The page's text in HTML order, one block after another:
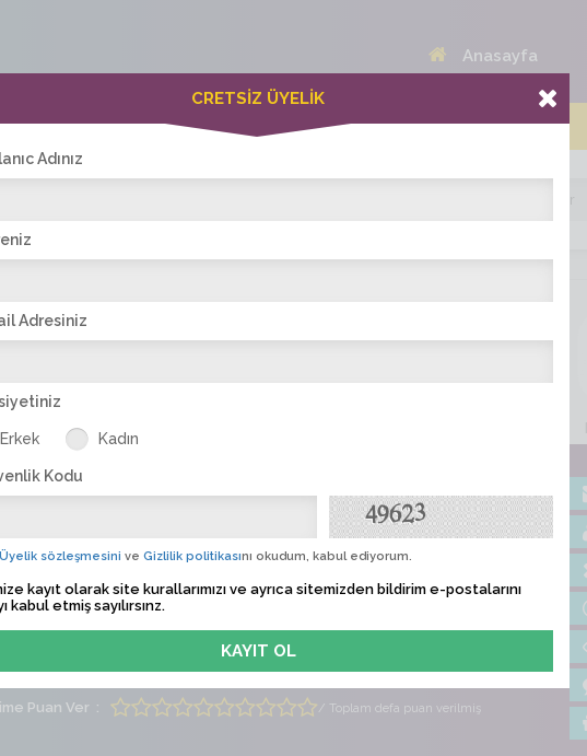
Anasayfa
Bayanlar(372) Online Erkekler(373)
madmazellaaa
Profiline Bak
Tarihi Sadece üyelere özel
Zamanı Sadece üyelere özel
Puan Ver / Toplam defa puan verilmiş
CRETSİZ ÜYELİK
Adınız
Adresiniz
Erkek Kadın
Kodu
Üyelik sözleşmesini ve Gizlilik politikasını okudum, kabul ediyorum.
kayıt olarak site kurallarımızı ve ayrıca sitemizden bildirim e-postalarını
kabul etmiş sayılırsınz.